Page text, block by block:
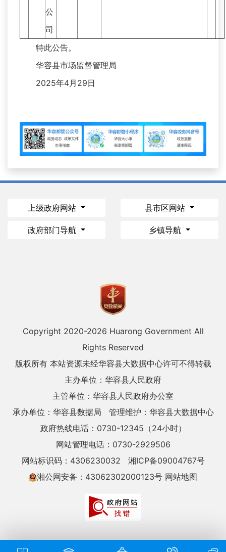
公
司
特此公告。
华容县市场监督管理局
2025年4月29日
上级政府网站 县市区网站
政府部门导航 乡镇导航
Copyright 2020-2026 Huarong Government All
Rights Reserved
版权所有 本站资源未经华容县大数据中心许可不得转载
主办单位：华容县人民政府
主管单位：华容县人民政府办公室
承办单位：华容县数据局
管理维护：华容县大数据中心
政府热线电话：0730-12345（24小时）
网站管理电话：0730-2929506
网站标识码：4306230032
湘ICP备09004767号
湘公网安备：43062302000123号 网站地图